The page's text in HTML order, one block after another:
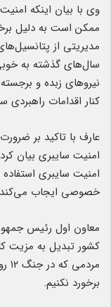
وی با بیان اینکه
ممکن است به دلیل
مدیریتی از
سال‌های گذشته به
نیروهای زبده و
کنار اقدامات
عارف با تاکید بر
امنیت سایبری بیان
امنیت سایبری
خصوصی ایجاب می‌کند
معاون اول رئیس
کشور تبدیل به مزیت
برخورد نکنیم.